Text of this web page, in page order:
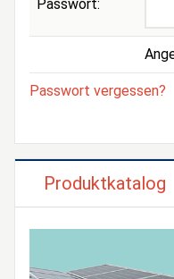
Passwort:
Passwort vergessen?
Produktkatalog